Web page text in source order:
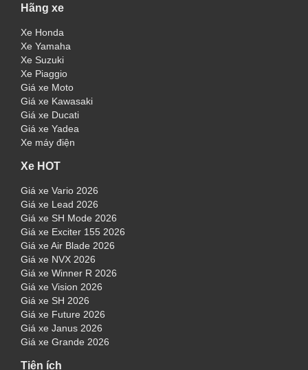
Hãng xe
Xe Honda
Xe Yamaha
Xe Suzuki
Xe Piaggio
Giá xe Moto
Giá xe Kawasaki
Giá xe Ducati
Giá xe Yadea
Xe máy điện
Xe HOT
Giá xe Vario 2026
Giá xe Lead 2026
Giá xe SH Mode 2026
Giá xe Exciter 155 2026
Giá xe Air Blade 2026
Giá xe NVX 2026
Giá xe Winner R 2026
Giá xe Vision 2026
Giá xe SH 2026
Giá xe Future 2026
Giá xe Janus 2026
Giá xe Grande 2026
Tiện ích